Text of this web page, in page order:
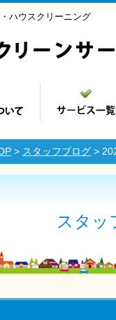
ハウスクリーニング
> スタッフブログ >
スタッ